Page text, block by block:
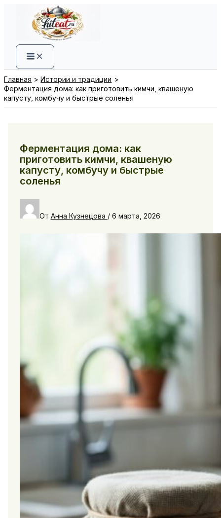
содержимому
Главная
Истории и традиции
Ферментация дома: как приготовить кимчи, квашеную
капусту, комбучу и быстрые соленья
Ферментация дома: как
приготовить кимчи, квашеную
капусту, комбучу и быстрые
соленья
От Анна Кузнецова / 6 марта, 2026